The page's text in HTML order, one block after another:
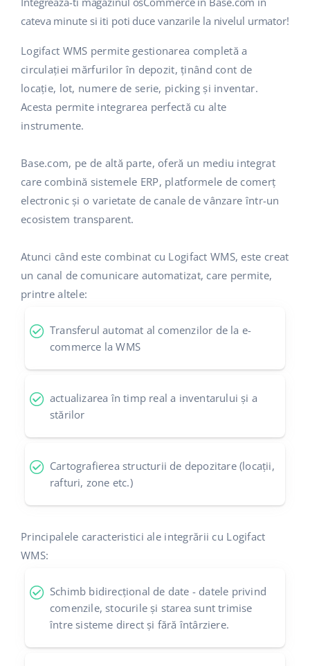
cateva minute si iti poti duce vanzarile la nivelul urmator!
Logifact WMS permite gestionarea completă a
circulației mărfurilor în depozit, ținând cont de
locație, lot, numere de serie, picking și inventar.
Acesta permite integrarea perfectă cu alte
instrumente.
Base.com, pe de altă parte, oferă un mediu integrat
care combină sistemele ERP, platformele de comerț
electronic și o varietate de canale de vânzare într-un
ecosistem transparent.
Atunci când este combinat cu Logifact WMS, este creat
un canal de comunicare automatizat, care permite,
printre altele:
Transferul automat al comenzilor de la e-
commerce la WMS
actualizarea în timp real a inventarului și a
stărilor
Cartografierea structurii de depozitare (locații,
rafturi, zone etc.)
Principalele caracteristici ale integrării cu Logifact
WMS:
Schimb bidirecțional de date - datele privind
comenzile, stocurile și starea sunt trimise
între sisteme direct și fără întârziere.